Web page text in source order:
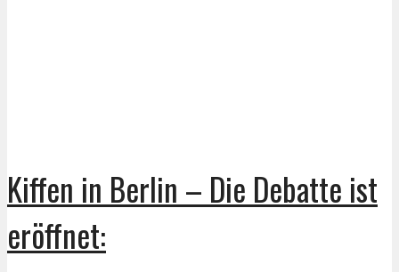
Kiffen in Berlin – Die Debatte ist
eröffnet: